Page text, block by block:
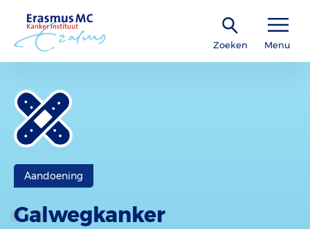
Zoeken Menu
Aandoening
Galwegkanker